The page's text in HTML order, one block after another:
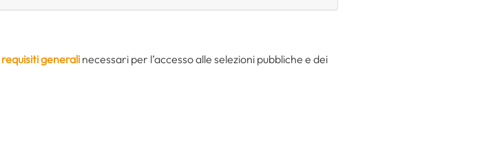
requisiti generali necessari per l’accesso alle selezioni pubbliche e dei